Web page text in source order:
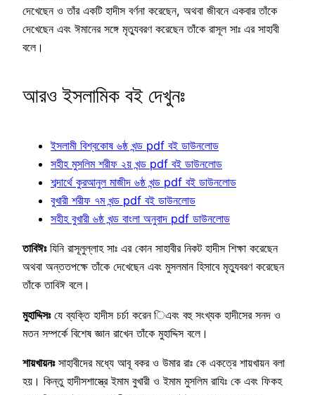
দেখেছেন ও তাঁর একটি হাদীস বর্ণনা করেছেন, অথবা জীবনে একবার তাঁকে
দেখেছেন এবং ঈমানের সঙ্গে মৃত্যুবরণ করেছেন তাঁকে রাসূল সাঃ এর সাহাবী
বলে।
আরও ইসলামিক বই দেখুনঃ
ইসলামী বিশ্বকোষ ৬ষ্ঠ খন্ড pdf বই ডাউনলোড
সহীহ মুসলিম শরীফ ২য় খন্ড pdf বই ডাউনলোড
শব্দার্থে কুরআনুল মাজীদ ৬ষ্ঠ খন্ড pdf বই ডাউনলোড
বুখারী শরীফ ৭ম খন্ড pdf বই ডাউনলোড
সহীহ বুখারী ৬ষ্ঠ খন্ড বাংলা অনুবাদ pdf ডাউনলোড
তাবিঈঃযিনি রাসূলুল্লাহ সাঃ এর কোন সাহাবীর নিকট হাদীস শিক্ষা করেছেন
অথবা অন্ততপক্ষে তাঁকে দেখেছেন এবং মুসলমান হিসাবে মৃত্যুবরণ করেছেন
তাঁকে তাবিঈ বলে।
মুহাদ্দিসঃযে ব্যক্তি হাদীস চর্চা করেন িএবং বহু সংখ্যক হাদীসের সনদ ও
মতন সম্পর্কে বিশেষ জ্ঞান রাখেন তাঁকে মুহাদ্দিস বলে।
শায়খায়নঃসাহাবীদের মধ্যে আবূ বকর ও উমার রাঃ কে একত্রে শায়খায়ন বলা
হয়। কিন্তু হাদীসশাস্ত্রে ইমাম বুখারী ও ইমাম মুসলিম রাযিঃ কে এবং ফিকহ